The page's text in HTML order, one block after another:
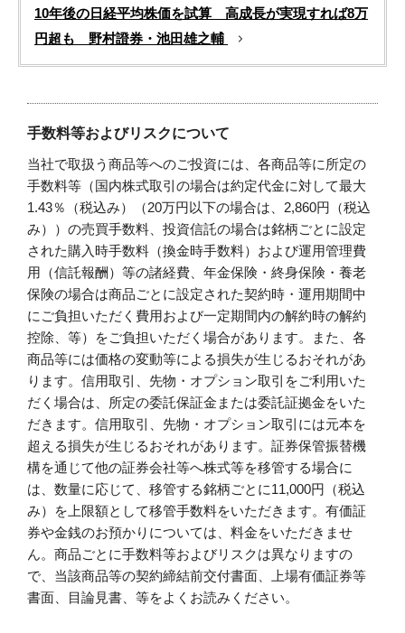
10年後の日経平均株価を試算 高成長が実現すれば8万
円超も 野村證券・池田雄之輔
手数料等およびリスクについて
当社で取扱う商品等へのご投資には、各商品等に所定の
手数料等（国内株式取引の場合は約定代金に対して最大
1.43％（税込み）（20万円以下の場合は、2,860円（税込
み））の売買手数料、投資信託の場合は銘柄ごとに設定
された購入時手数料（換金時手数料）および運用管理費
用（信託報酬）等の諸経費、年金保険・終身保険・養老
保険の場合は商品ごとに設定された契約時・運用期間中
にご負担いただく費用および一定期間内の解約時の解約
控除、等）をご負担いただく場合があります。また、各
商品等には価格の変動等による損失が生じるおそれがあ
ります。信用取引、先物・オプション取引をご利用いた
だく場合は、所定の委託保証金または委託証拠金をいた
だきます。信用取引、先物・オプション取引には元本を
超える損失が生じるおそれがあります。証券保管振替機
構を通じて他の証券会社等へ株式等を移管する場合に
は、数量に応じて、移管する銘柄ごとに11,000円（税込
み）を上限額として移管手数料をいただきます。有価証
券や金銭のお預かりについては、料金をいただきませ
ん。商品ごとに手数料等およびリスクは異なりますの
で、当該商品等の契約締結前交付書面、上場有価証券等
書面、目論見書、等をよくお読みください。